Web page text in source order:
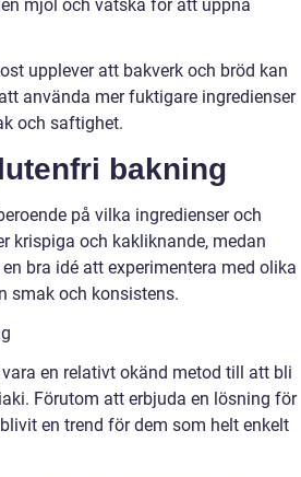
mjöl och vätska för att uppnå
upplever att bakverk och bröd kan
använda mer fuktigare ingredienser
och saftighet.
bakning
på vilka ingredienser och
krispiga och kakliknande, medan
bra idé att experimentera med olika
smak och konsistens.
en relativt okänd metod till att bli
Förutom att erbjuda en lösning för
en trend för dem som helt enkelt